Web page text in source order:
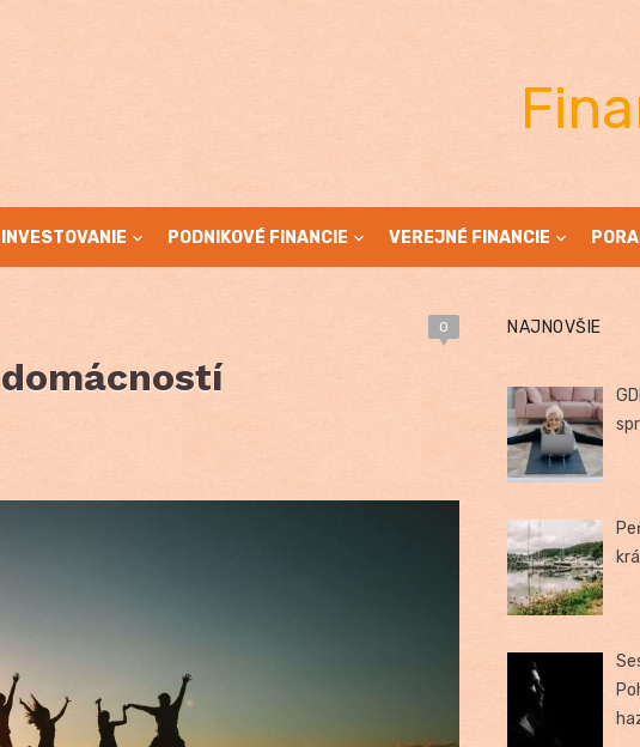
INVESTOVANIE PODNIKOVÉ FINANCIE VEREJNÉ FINANCIE
0 NAJNOVŠIE